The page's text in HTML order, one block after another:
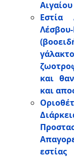
Αιγαίου
Εστία
και
και